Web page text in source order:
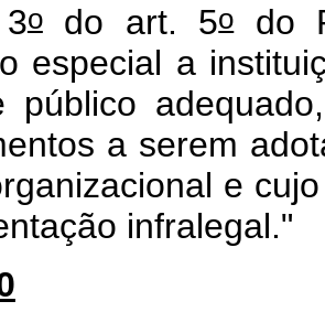
odo art. 5odo
especial a
público
a serem
e
infralegal."